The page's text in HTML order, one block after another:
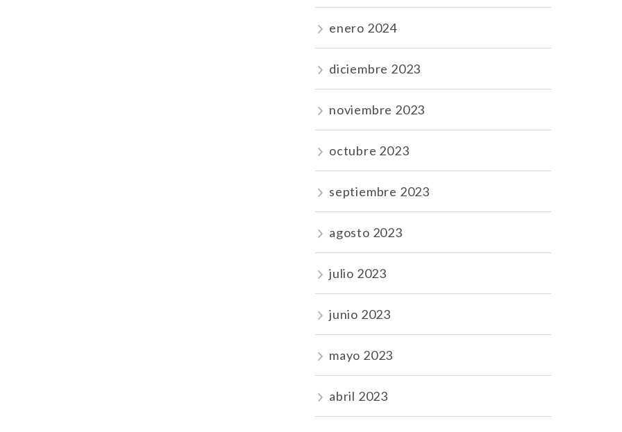
enero 2024
diciembre 2023
noviembre 2023
octubre 2023
septiembre 2023
agosto 2023
julio 2023
junio 2023
mayo 2023
abril 2023